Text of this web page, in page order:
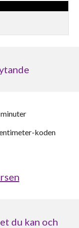
koden
du kan och